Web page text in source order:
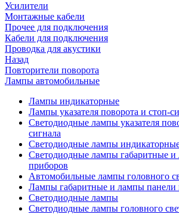
Усилители
Монтажные кабели
Прочее для подключения
Кабели для подключения
Проводка для акустики
Назад
Повторители поворота
Лампы автомобильные
Лампы индикаторные
Лампы указателя поворота и стоп-
Светодиодные лампы указателя
сигнала
Светодиодные лампы
Светодиодные лампы габаритные
приборов
Автомобильные лампы головного
Лампы габаритные и лампы панели
Светодиодные лампы
Светодиодные лампы головного